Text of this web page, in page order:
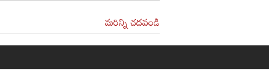
మరిన్ని చదవండి